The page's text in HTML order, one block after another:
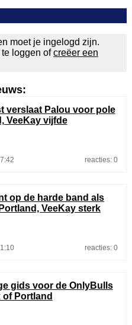
moet je ingelogd zijn.
te loggen ofcreëer een
verslaat Palou voor pole
VeeKay vijfde
reacties: 0
op de harde band als
VeeKay sterk
reacties: 0
gids voor de OnlyBulls
of Portland